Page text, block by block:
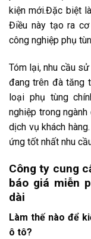
kiện mới.Đặc biệt
Điều này tạo ra cơ
công nghiệp phụ
Tóm lại, nhu cầu
đang trên đà tăng
loại phụ tùng
nghiệp trong
dịch vụ khách
ứng tốt nhất nhu
Công ty cung
báo giá miễn
dài
Làm thế nào để
ô tô?